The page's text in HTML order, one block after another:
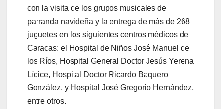
con la visita de los grupos musicales de
parranda navideña y la entrega de más de 268
juguetes en los siguientes centros médicos de
Caracas: el Hospital de Niños José Manuel de
los Ríos, Hospital General Doctor Jesús Yerena
Lídice, Hospital Doctor Ricardo Baquero
González, y Hospital José Gregorio Hernández,
entre otros.